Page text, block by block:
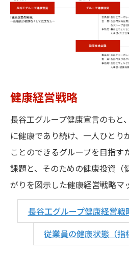
健康経営戦略
長谷工グループ健康宣言のもと
に健康であり続け、一人ひとり
ことのできるグループを目指す
課題と、そのための健康投資（
がりを図示した健康経営戦略マ
長谷工グループ健康経営戦
従業員の健康状態（指